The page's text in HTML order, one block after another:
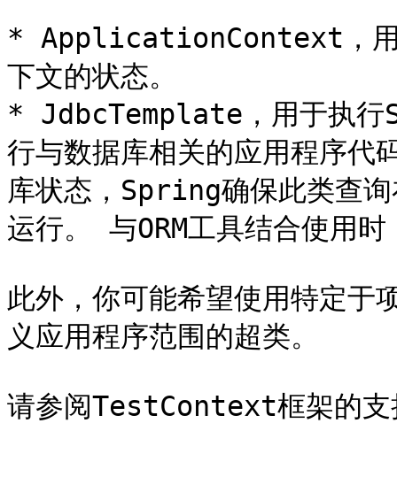
* ApplicationContext，用
下文的状态。
* JdbcTemplate，用于执行
行与数据库相关的应用程序代
库状态，Spring确保此类查
运行。 与ORM工具结合使用
此外，你可能希望使用特定于
义应用程序范围的超类。